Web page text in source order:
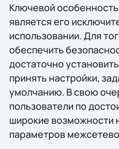
Ключевой
является его
использовании. Для
обеспечить
достаточно
принять настройки,
умолчанию. В свою
пользователи по
широкие возможности
параметров